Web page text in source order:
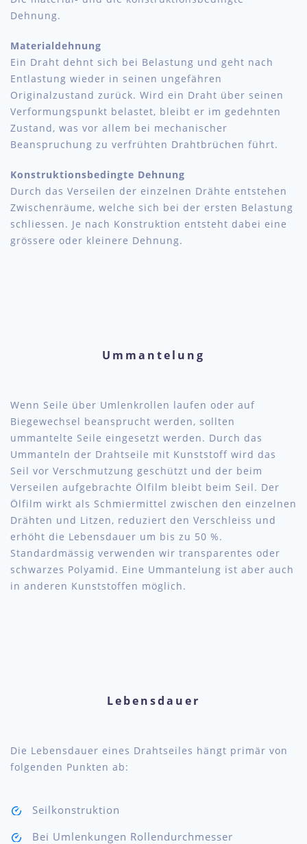
Dehnung.
Materialdehnung
Ein Draht dehnt sich bei Belastung und geht nach
Entlastung wieder in seinen ungefähren
Originalzustand zurück. Wird ein Draht über seinen
Verformungspunkt belastet, bleibt er im gedehnten
Zustand, was vor allem bei mechanischer
Beanspruchung zu verfrühten Drahtbrüchen führt.
Konstruktionsbedingte Dehnung
Durch das Verseilen der einzelnen Drähte entstehen
Zwischenräume, welche sich bei der ersten Belastung
schliessen. Je nach Konstruktion entsteht dabei eine
grössere oder kleinere Dehnung.
Ummantelung
Wenn Seile über Umlenkrollen laufen oder auf
Biegewechsel beansprucht werden, sollten
ummantelte Seile eingesetzt werden. Durch das
Ummanteln der Drahtseile mit Kunststoff wird das
Seil vor Verschmutzung geschützt und der beim
Verseilen aufgebrachte Ölfilm bleibt beim Seil. Der
Ölfilm wirkt als Schmiermittel zwischen den einzelnen
Drähten und Litzen, reduziert den Verschleiss und
erhöht die Lebensdauer um bis zu 50 %.
Standardmässig verwenden wir transparentes oder
schwarzes Polyamid. Eine Ummantelung ist aber auch
in anderen Kunststoffen möglich.
Lebensdauer
Die Lebensdauer eines Drahtseiles hängt primär von
folgenden Punkten ab:
Seilkonstruktion
Bei Umlenkungen Rollendurchmesser